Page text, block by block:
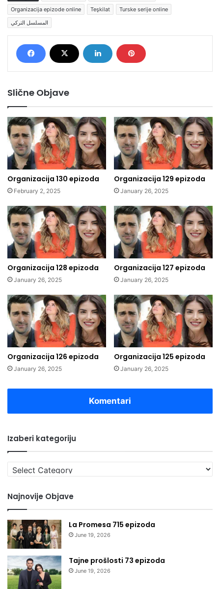
Organizacija epizode online
Teşkilat
Turske serije online
المسلسل التركي
Slične Objave
Organizacija 130 epizoda
February 2, 2025
Organizacija 129 epizoda
January 26, 2025
Organizacija 128 epizoda
January 26, 2025
Organizacija 127 epizoda
January 26, 2025
Organizacija 126 epizoda
January 26, 2025
Organizacija 125 epizoda
January 26, 2025
Komentari
Izaberi kategoriju
Izaberi
kategoriju
Najnovije Objave
La Promesa 715 epizoda
June 19, 2026
Tajne prošlosti 73 epizoda
June 19, 2026